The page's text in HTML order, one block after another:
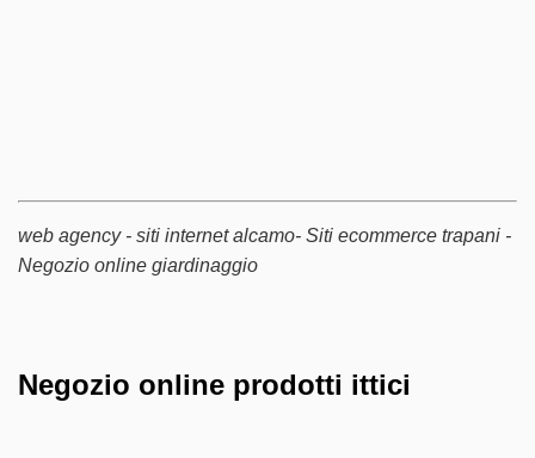
web agency - siti internet alcamo- Siti ecommerce trapani -
Negozio online giardinaggio
Negozio online prodotti ittici